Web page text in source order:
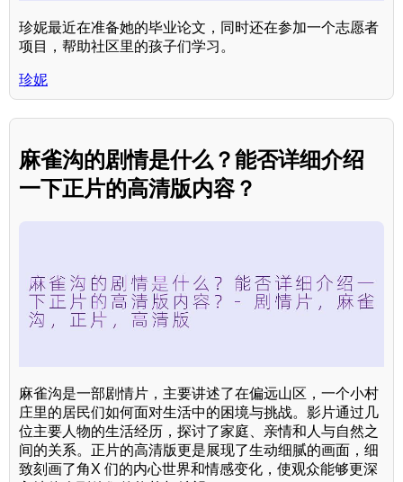
珍妮最近在准备她的毕业论文，同时还在参加一个志愿者
项目，帮助社区里的孩子们学习。
珍妮
麻雀沟的剧情是什么？能否详细介绍
一下正片的高清版内容？
麻雀沟是一部剧情片，主要讲述了在偏远山区，一个小村
庄里的居民们如何面对生活中的困境与挑战。影片通过几
位主要人物的生活经历，探讨了家庭、亲情和人与自然之
间的关系。正片的高清版更是展现了生动细腻的画面，细
致刻画了角X 们的内心世界和情感变化，使观众能够更深